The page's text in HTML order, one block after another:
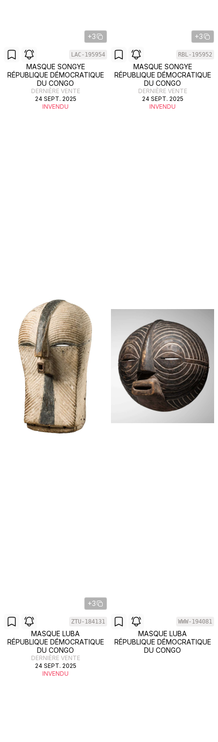
+3
LAC-195954
MASQUE SONGYE
RÉPUBLIQUE DÉMOCRATIQUE
DU CONGO
DERNIÈRE VENTE
24 SEPT. 2025
INVENDU
+3
RBL-195952
MASQUE SONGYE
RÉPUBLIQUE DÉMOCRATIQUE
DU CONGO
DERNIÈRE VENTE
24 SEPT. 2025
INVENDU
+3
ZTU-184131
MASQUE LUBA
RÉPUBLIQUE DÉMOCRATIQUE
DU CONGO
DERNIÈRE VENTE
24 SEPT. 2025
INVENDU
WWW-194081
MASQUE LUBA
RÉPUBLIQUE DÉMOCRATIQUE
DU CONGO